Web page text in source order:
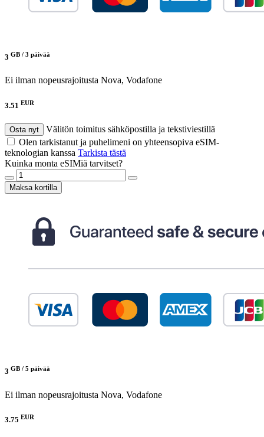
3 GB / 3 päivää
Ei ilman nopeusrajoitusta Nova, Vodafone
3.51 EUR
Osta nyt
Välitön toimitus sähköpostilla ja tekstiviestillä
Olen tarkistanut ja puhelimeni on yhteensopiva eSIM-
teknologian kanssa Tarkista tästä
Kuinka monta eSIMiä tarvitset?
Maksa kortilla
3 GB / 5 päivää
Ei ilman nopeusrajoitusta Nova, Vodafone
3.75 EUR